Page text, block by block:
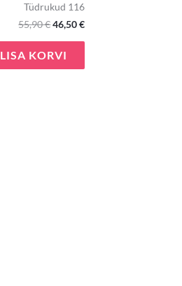
Tüdrukud 116
55,90€46,50€
LISA KORVI